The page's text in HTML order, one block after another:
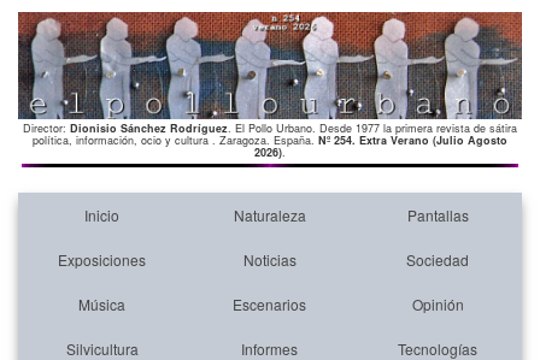
Director: Dionisio Sánchez Rodríguez. El Pollo Urbano. Desde 1977 la primera revista de sátira
política, información, ocio y cultura . Zaragoza. España. Nº 254. Extra Verano (Julio Agosto
2026).
Inicio Naturaleza Pantallas
Exposiciones Noticias Sociedad
Música Escenarios Opinión
Silvicultura Informes Tecnologías